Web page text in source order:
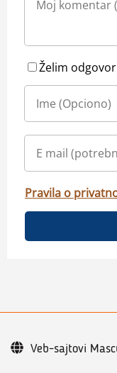
Želim
Pravila o
Veb-sajtovi